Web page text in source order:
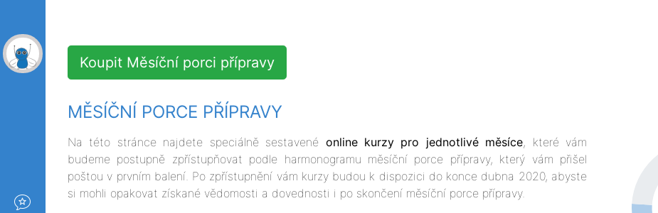
Koupit Měsíční porci přípravy
MĚSÍČNÍ PORCE PŘÍPRAVY
Na této stránce najdete speciálně sestavené online kurzy pro jednotlivé měsíce, které vám
budeme postupně zpřístupňovat podle harmonogramu měsíční porce přípravy, který vám přišel
poštou v prvním balení. Po zpřístupnění vám kurzy budou k dispozici do konce dubna 2020, abyste
si mohli opakovat získané vědomosti a dovednosti i po skončení měsíční porce přípravy.